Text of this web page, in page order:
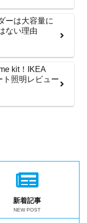
ーは大容量に
ない理由
kit！IKEA
照明レビュー
新着記事
NEW POST